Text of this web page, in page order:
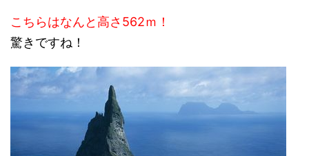
こちらはなんと高さ562ｍ！
驚きですね！